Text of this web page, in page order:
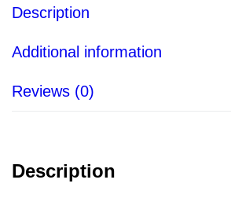
Description
Additional information
Reviews (0)
Description